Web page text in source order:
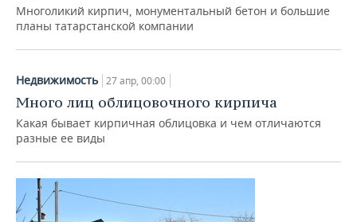
Многоликий кирпич, монументальный бетон и большие
планы татарстанской компании
Недвижимость 27 апр, 00:00
Много лиц облицовочного кирпича
Какая бывает кирпичная облицовка и чем отличаются
разные ее виды